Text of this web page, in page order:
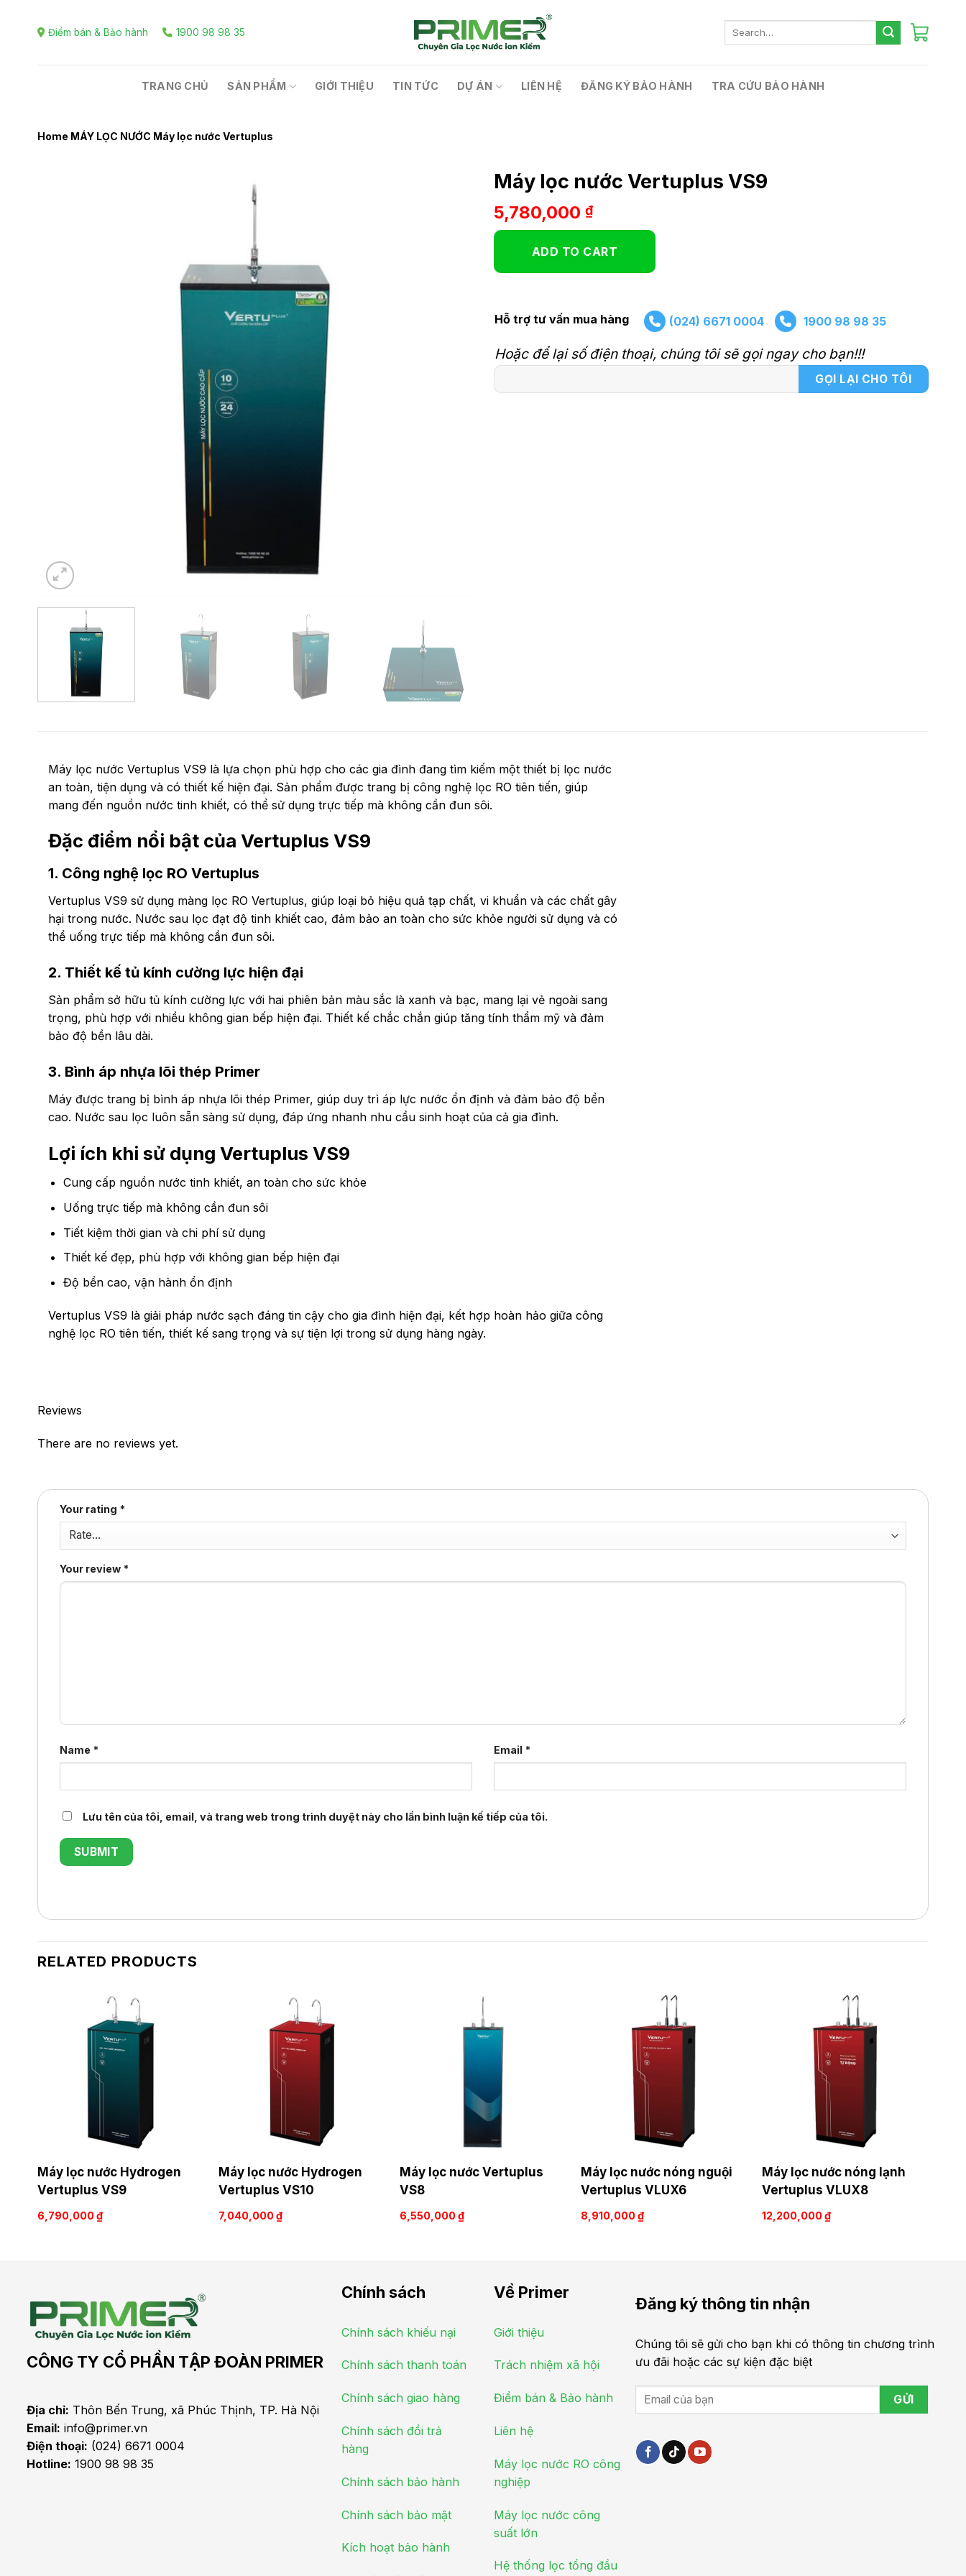
Điểm bán & Bảo hành 1900 98 98 35
TRANG CHỦ SẢN PHẨM GIỚI THIỆU TIN TỨC DỰ ÁN LIÊN HỆ ĐĂNG KÝ BẢO HÀNH TRA CỨU BẢO HÀNH
Home MÁY LỌC NƯỚC Máy lọc nước Vertuplus
Máy lọc nước Vertuplus VS9
5,780,000 ₫
ADD TO CART
Hỗ trợ tư vấn mua hàng (024) 6671 0004 1900 98 98 35
Hoặc để lại số điện thoại, chúng tôi sẽ gọi ngay cho bạn!!!
Máy lọc nước Vertuplus VS9 là lựa chọn phù hợp cho các gia đình đang tìm kiếm một thiết bị lọc nước
an toàn, tiện dụng và có thiết kế hiện đại. Sản phẩm được trang bị công nghệ lọc RO tiên tiến, giúp
mang đến nguồn nước tinh khiết, có thể sử dụng trực tiếp mà không cần đun sôi.
Đặc điểm nổi bật của Vertuplus VS9
1. Công nghệ lọc RO Vertuplus
Vertuplus VS9 sử dụng màng lọc RO Vertuplus, giúp loại bỏ hiệu quả tạp chất, vi khuẩn và các chất gây
hại trong nước. Nước sau lọc đạt độ tinh khiết cao, đảm bảo an toàn cho sức khỏe người sử dụng và có
thể uống trực tiếp mà không cần đun sôi.
2. Thiết kế tủ kính cường lực hiện đại
Sản phẩm sở hữu tủ kính cường lực với hai phiên bản màu sắc là xanh và bạc, mang lại vẻ ngoài sang
trọng, phù hợp với nhiều không gian bếp hiện đại. Thiết kế chắc chắn giúp tăng tính thẩm mỹ và đảm
bảo độ bền lâu dài.
3. Bình áp nhựa lõi thép Primer
Máy được trang bị bình áp nhựa lõi thép Primer, giúp duy trì áp lực nước ổn định và đảm bảo độ bền
cao. Nước sau lọc luôn sẵn sàng sử dụng, đáp ứng nhanh nhu cầu sinh hoạt của cả gia đình.
Lợi ích khi sử dụng Vertuplus VS9
Cung cấp nguồn nước tinh khiết, an toàn cho sức khỏe
Uống trực tiếp mà không cần đun sôi
Tiết kiệm thời gian và chi phí sử dụng
Thiết kế đẹp, phù hợp với không gian bếp hiện đại
Độ bền cao, vận hành ổn định
Vertuplus VS9 là giải pháp nước sạch đáng tin cậy cho gia đình hiện đại, kết hợp hoàn hảo giữa công
nghệ lọc RO tiên tiến, thiết kế sang trọng và sự tiện lợi trong sử dụng hàng ngày.
Reviews
There are no reviews yet.
Your rating *
Your review *
Name * Email *
Lưu tên của tôi, email, và trang web trong trình duyệt này cho lần bình luận kế tiếp của tôi.
RELATED PRODUCTS
Máy lọc nước Hydrogen
Vertuplus VS9
6,790,000₫
Máy lọc nước Hydrogen
Vertuplus VS10
7,040,000₫
Máy lọc nước Vertuplus
VS8
6,550,000₫
Máy lọc nước nóng nguội
Vertuplus VLUX6
8,910,000₫
Máy lọc nước nóng lạnh
Vertuplus VLUX8
12,200,000₫
CÔNG TY CỔ PHẦN TẬP ĐOÀN PRIMER
Địa chỉ: Thôn Bến Trung, xã Phúc Thịnh, TP. Hà Nội
Email: info@primer.vn
Điện thoại: (024) 6671 0004
Hotline: 1900 98 98 35
Chính sách
Chính sách khiếu nại
Chính sách thanh toán
Chính sách giao hàng
Chính sách đổi trả
hàng
Chính sách bảo hành
Chính sách bảo mật
Kích hoạt bảo hành
Về Primer
Giới thiệu
Trách nhiệm xã hội
Điểm bán & Bảo hành
Liên hệ
Máy lọc nước RO công
nghiệp
Máy lọc nước công
suất lớn
Hệ thống lọc tổng đầu
Đăng ký thông tin nhận
Chúng tôi sẽ gửi cho bạn khi có thông tin chương trình
ưu đãi hoặc các sự kiện đặc biệt